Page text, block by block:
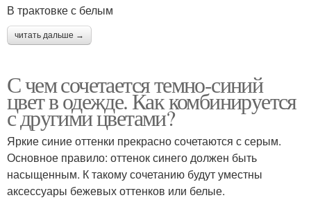
В трактовке с белым
читать дальше →
С чем сочетается темно-синий
цвет в одежде. Как комбинируется
с другими цветами?
Яркие синие оттенки прекрасно сочетаются с серым.
Основное правило: оттенок синего должен быть
насыщенным. К такому сочетанию будут уместны
аксессуары бежевых оттенков или белые.